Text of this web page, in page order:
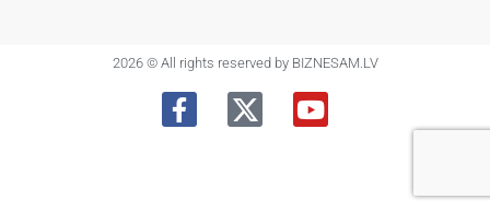
2026 © All rights reserved by BIZNESAM.LV